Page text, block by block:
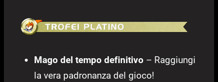
Mago del tempo definitivo – Raggiungi
la vera padronanza del gioco!